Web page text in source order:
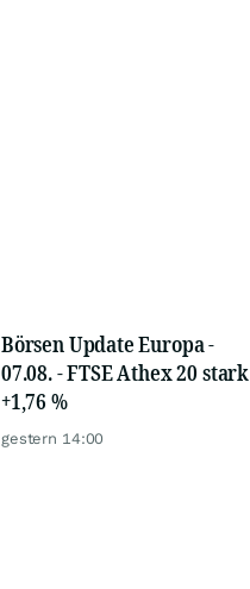
Börsen Update Europa -
07.08. - FTSE Athex 20 stark
+1,76 %
gestern 14:00